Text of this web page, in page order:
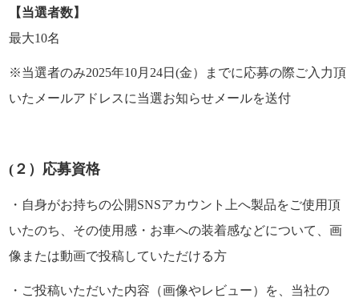
【当選者数】
最大10名
※当選者のみ2025年10月24日(金） までに応募の際ご入力頂
いたメールアドレスに当選お知らせメールを送付
(２）応募資格
・自身がお持ちの公開SNSアカウント上へ製品をご使用頂
いたのち、その使用感・お車への装着感などについて、画
像または動画で投稿していただける方
・ご投稿いただいた内容（画像やレビュー）を、当社の